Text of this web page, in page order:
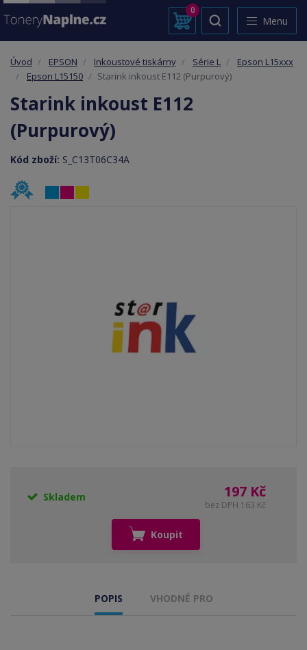
0
Menu
Úvod EPSON Inkoustové tiskárny Série L
Epson L15xxx
Epson L15150
Starink inkoust E112 (Purpurový)
Starink inkoust E112
(Purpurový)
Kód zboží: S_C13T06C34A
Skladem 197 Kč
bez DPH 163 Kč
Koupit
POPIS VHODNÉ PRO